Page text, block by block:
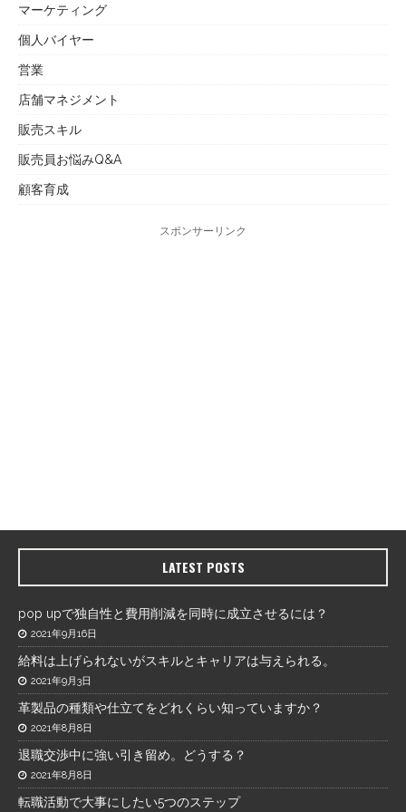
マーケティング
個人バイヤー
営業
店舗マネジメント
販売スキル
販売員お悩みQ&A
顧客育成
スポンサーリンク
LATEST POSTS
pop upで独自性と費用削減を同時に成立させるには？
2021年9月16日
給料は上げられないがスキルとキャリアは与えられる。
2021年9月3日
革製品の種類や仕立てをどれくらい知っていますか？
2021年8月8日
退職交渉中に強い引き留め。どうする？
2021年8月8日
転職活動で大事にしたい5つのステップ